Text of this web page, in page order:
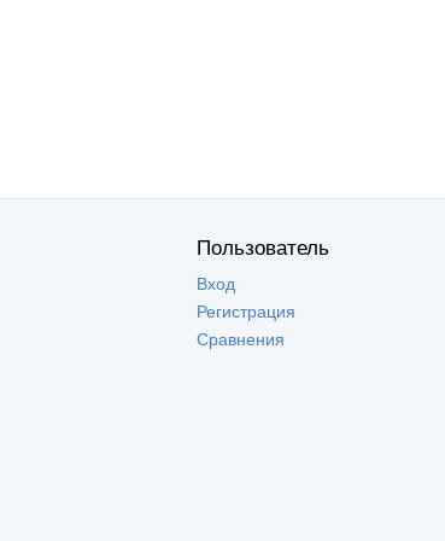
Пользователь
Вход
Регистрация
Сравнения